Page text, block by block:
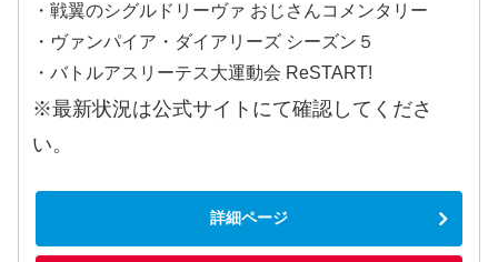
・戦翼のシグルドリーヴァ おじさんコメンタリー
・ヴァンパイア・ダイアリーズ シーズン５
・バトルアスリーテス大運動会 ReSTART!
※最新状況は公式サイトにて確認してくださ
い。
詳細ページ